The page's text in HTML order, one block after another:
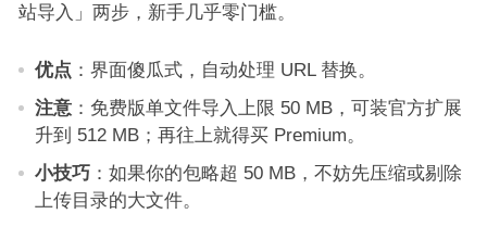
站导入」两步，新手几乎零门槛。
优点 ：界面傻瓜式，自动处理 URL 替换。
注意：免费版单文件导入上限 50 MB，可装官方扩展
升到 512 MB；再往上就得买 Premium。
小技巧：如果你的包略超 50 MB，不妨先压缩或剔除
上传目录的大文件。